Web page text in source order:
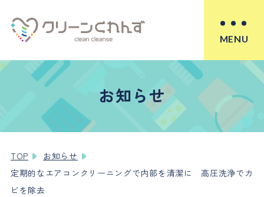
MENU
お知らせ
TOP
お知らせ
定期的なエアコンクリーニングで内部を清潔に 高圧洗浄でカ
ビを除去